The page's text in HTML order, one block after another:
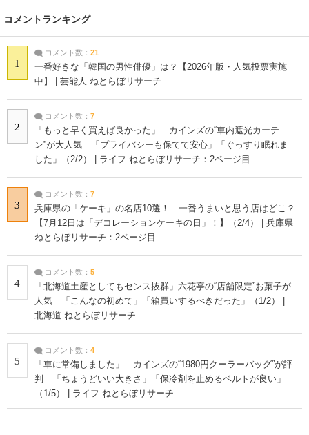
コメントランキング
1
コメント数： 21
一番好きな「韓国の男性俳優」は？【2026年版・人気投票実施
中】 | 芸能人 ねとらぼリサーチ
2
コメント数： 7
「もっと早く買えば良かった」 カインズの“車内遮光カーテ
ン”が大人気 「プライバシーも保てて安心」「ぐっすり眠れま
した」（2/2） | ライフ ねとらぼリサーチ：2ページ目
3
コメント数： 7
兵庫県の「ケーキ」の名店10選！ 一番うまいと思う店はどこ？
【7月12日は「デコレーションケーキの日」！】（2/4） | 兵庫県
ねとらぼリサーチ：2ページ目
4
コメント数： 5
「北海道土産としてもセンス抜群」六花亭の“店舗限定”お菓子が
人気 「こんなの初めて」「箱買いするべきだった」（1/2） |
北海道 ねとらぼリサーチ
5
コメント数： 4
「車に常備しました」 カインズの“1980円クーラーバッグ”が評
判 「ちょうどいい大きさ」「保冷剤を止めるベルトが良い」
（1/5） | ライフ ねとらぼリサーチ